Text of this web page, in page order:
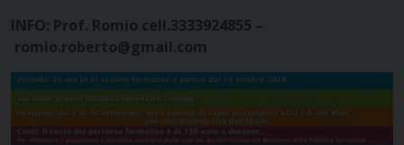
INFO: Prof. Romio cell.3333924855 –
romio.roberto@gmail.com